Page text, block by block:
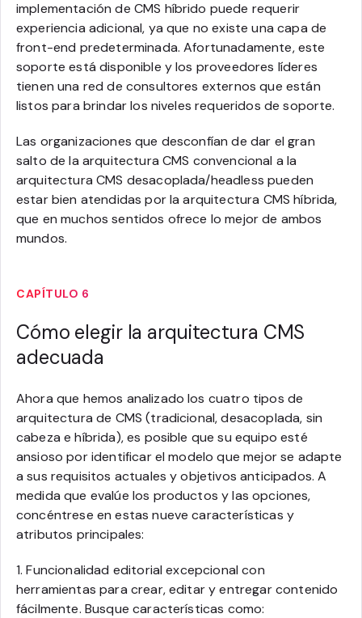
implementación de CMS híbrido puede requerir
experiencia adicional, ya que no existe una capa de
front-end predeterminada. Afortunadamente, este
soporte está disponible y los proveedores líderes
tienen una red de consultores externos que están
listos para brindar los niveles requeridos de soporte.
Las organizaciones que desconfían de dar el gran
salto de la arquitectura CMS convencional a la
arquitectura CMS desacoplada/headless pueden
estar bien atendidas por la arquitectura CMS híbrida,
que en muchos sentidos ofrece lo mejor de ambos
mundos.
CAPÍTULO 6
Cómo elegir la arquitectura CMS
adecuada
Ahora que hemos analizado los cuatro tipos de
arquitectura de CMS (tradicional, desacoplada, sin
cabeza e híbrida), es posible que su equipo esté
ansioso por identificar el modelo que mejor se adapte
a sus requisitos actuales y objetivos anticipados. A
medida que evalúe los productos y las opciones,
concéntrese en estas nueve características y
atributos principales:
1. Funcionalidad editorial excepcional con
herramientas para crear, editar y entregar contenido
fácilmente. Busque características como: